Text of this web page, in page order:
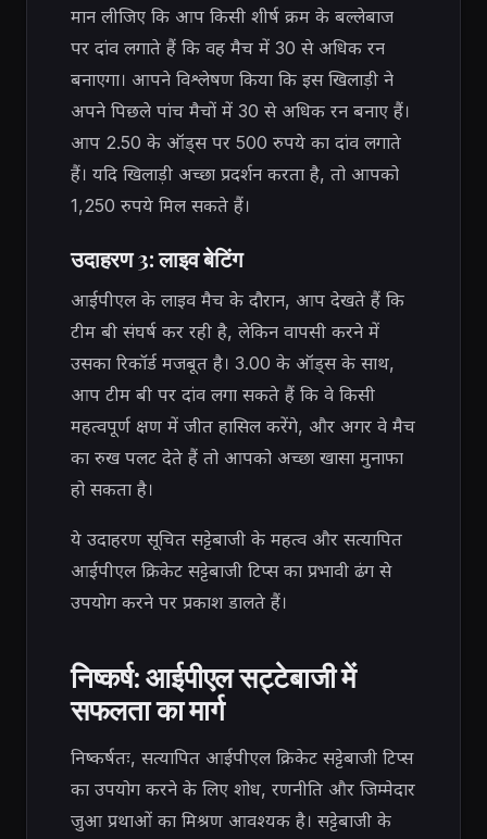
मान लीजिए कि आप किसी शीर्ष क्रम के बल्लेबाज
पर दांव लगाते हैं कि वह मैच में 30 से अधिक रन
बनाएगा। आपने विश्लेषण किया कि इस खिलाड़ी ने
अपने पिछले पांच मैचों में 30 से अधिक रन बनाए हैं।
आप 2.50 के ऑड्स पर 500 रुपये का दांव लगाते
हैं। यदि खिलाड़ी अच्छा प्रदर्शन करता है, तो आपको
1,250 रुपये मिल सकते हैं।
उदाहरण 3: लाइव बेटिंग
आईपीएल के लाइव मैच के दौरान, आप देखते हैं कि
टीम बी संघर्ष कर रही है, लेकिन वापसी करने में
उसका रिकॉर्ड मजबूत है। 3.00 के ऑड्स के साथ,
आप टीम बी पर दांव लगा सकते हैं कि वे किसी
महत्वपूर्ण क्षण में जीत हासिल करेंगे, और अगर वे मैच
का रुख पलट देते हैं तो आपको अच्छा खासा मुनाफा
हो सकता है।
ये उदाहरण सूचित सट्टेबाजी के महत्व और सत्यापित
आईपीएल क्रिकेट सट्टेबाजी टिप्स का प्रभावी ढंग से
उपयोग करने पर प्रकाश डालते हैं।
निष्कर्ष: आईपीएल सट्टेबाजी में
सफलता का मार्ग
निष्कर्षतः, सत्यापित आईपीएल क्रिकेट सट्टेबाजी टिप्स
का उपयोग करने के लिए शोध, रणनीति और जिम्मेदार
जुआ प्रथाओं का मिश्रण आवश्यक है। सट्टेबाजी के